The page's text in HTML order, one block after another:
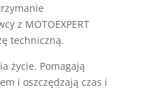
z MOTOEXPERT
techniczną.
życie. Pomagają
i oszczędzają czas i